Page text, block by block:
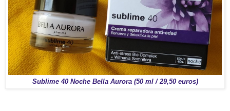
Sublime 40 Noche Bella Aurora (50 ml / 29,50 euros)